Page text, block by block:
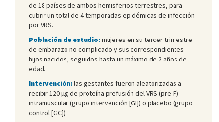
de 18 países de ambos hemisferios terrestres, para
cubrir un total de 4 temporadas epidémicas de infección
por VRS.
Población de estudio:mujeres en su tercer trimestre
de embarazo no complicado y sus correspondientes
hijos nacidos, seguidos hasta un máximo de 2 años de
edad.
Intervención:las gestantes fueron aleatorizadas a
recibir 120 µg de proteína prefusión del VRS (pre-F)
intramuscular (grupo intervención [GI]) o placebo (grupo
control [GC]).